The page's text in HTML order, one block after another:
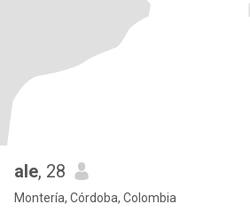
ale, 28
Montería, Córdoba, Colombia